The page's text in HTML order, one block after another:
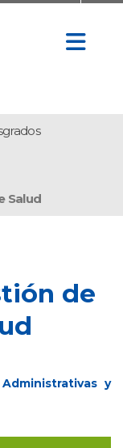
Salud
de
y